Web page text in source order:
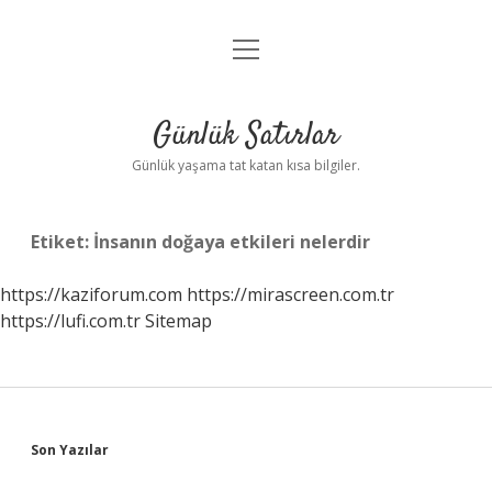
Anasayfa
Yasal Uyarı
menüyü
Günlük Satırlar
Günlük yaşama tat katan kısa bilgiler.
Etiket: İnsanın doğaya etkileri nelerdir
https://kaziforum.com https://mirascreen.com.tr
https://lufi.com.trSitemap
Sidebar
Son Yazılar